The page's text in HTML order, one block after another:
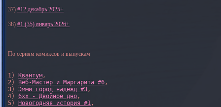
37) #12 декабрь 2025+
38) #1 (35) январь 2026+
По сериям комиксов и выпускам
1) Квантум,
2)
Веб-Мастер и Маргарита #6,
3) Эмми город надежд #3,
4) 6xx - Двойное дно,
5)
Новогодняя история #1,